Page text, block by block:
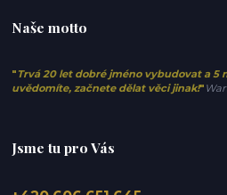
Naše motto
" Trvá 20 let dobré jméno vybudovat a 5
uvědomíte, začnete dělat věci jinak!"
Jsme tu pro Vás